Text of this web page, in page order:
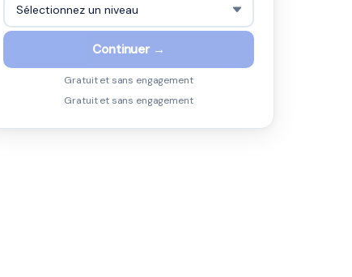
Continuer →
Gratuit et sans engagement
Gratuit et sans engagement